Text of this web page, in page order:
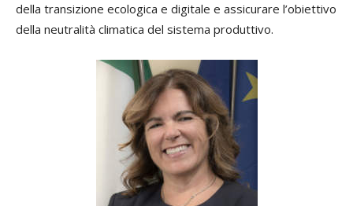
della transizione ecologica e digitale e assicurare l’obiettivo
della neutralità climatica del sistema produttivo.